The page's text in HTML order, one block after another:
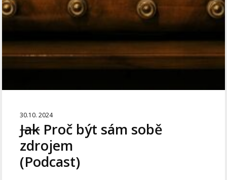
30.10. 2024
JakProč být sám sobě
zdrojem
(Podcast)